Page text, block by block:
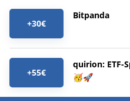
+30€
Bitpanda
+55€
quirion: ETF-
🥳🚀